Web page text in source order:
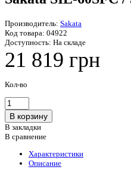
Производитель: Sakata
Код товара: 04922
Доступность: На складе
21 819 грн
Кол-во
В закладки
В сравнение
Характеристики
Описание